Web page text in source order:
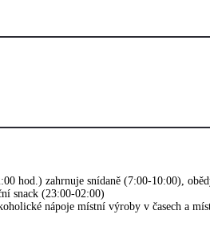
hod.) zahrnuje snídaně (7:00-10:00),
snack (23:00-02:00)
nápoje místní výroby v časech a